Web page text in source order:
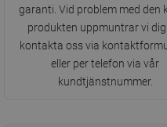
garanti. Vid problem med den
produkten uppmuntrar vi
kontakta oss via
eller per telefon via vår
kundtjänstnummer.